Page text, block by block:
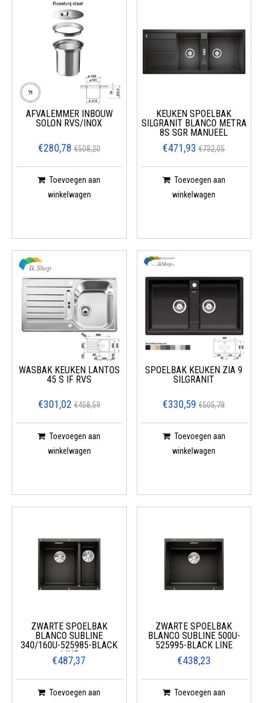
AFVALEMMER INBOUW
SOLON RVS/INOX
€280,78 €508,20
Toevoegen aan
winkelwagen
KEUKEN SPOELBAK
SILGRANIT BLANCO METRA
8S SGR MANUEEL
€471,93 €732,05
Toevoegen aan
winkelwagen
WASBAK KEUKEN LANTOS
45 S IF RVS
€301,02 €458,59
Toevoegen aan
winkelwagen
SPOELBAK KEUKEN ZIA 9
SILGRANIT
€330,59 €505,78
Toevoegen aan
winkelwagen
ZWARTE SPOELBAK
BLANCO SUBLINE
340/160U-525985-BLACK
LINE
€487,37
Toevoegen aan
ZWARTE SPOELBAK
BLANCO SUBLINE 500U-
525995-BLACK LINE
€438,23
Toevoegen aan